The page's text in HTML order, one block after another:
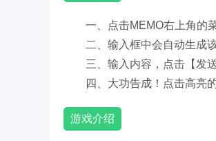
一、点击MEMO右上角的
二、输入框中会自动生成
三、输入内容，点击【发
四、大功告成！点击高亮
游戏介绍